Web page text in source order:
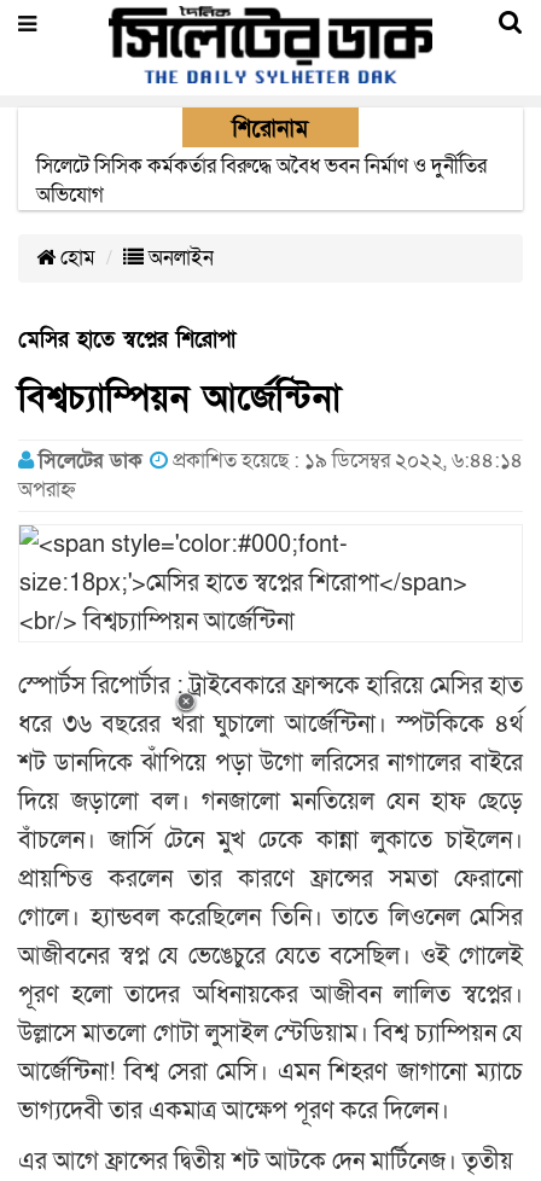
শিরোনাম
২২ ঘণ্টা পর ত্রুটি সেরে জেদ্দার উদ্দেশ্যে ছাড়লো বিমানের ফ্লাইট
হোম অনলাইন
মেসির হাতে স্বপ্নের শিরোপা
বিশ্বচ্যাম্পিয়ন আর্জেন্টিনা
সিলেটের ডাক
প্রকাশিত হয়েছে : ১৯ ডিসেম্বর ২০২২, ৬:৪৪:১৪
অপরাহ্ন
স্পোর্টস রিপোর্টার : ট্রাইবেকারে ফ্রান্সকে হারিয়ে মেসির হাত
ধরে ৩৬ বছরের খরা ঘুচালো আর্জেন্টিনা। স্পটকিকে ৪র্থ
শট ডানদিকে ঝাঁপিয়ে পড়া উগো লরিসের নাগালের বাইরে
দিয়ে জড়ালো বল। গনজালো মনতিয়েল যেন হাফ ছেড়ে
বাঁচলেন। জার্সি টেনে মুখ ঢেকে কান্না লুকাতে চাইলেন।
প্রায়শ্চিত্ত করলেন তার কারণে ফ্রান্সের সমতা ফেরানো
গোলে। হ্যান্ডবল করেছিলেন তিনি। তাতে লিওনেল মেসির
আজীবনের স্বপ্ন যে ভেঙেচুরে যেতে বসেছিল। ওই গোলেই
পূরণ হলো তাদের অধিনায়কের আজীবন লালিত স্বপ্নের।
উল্লাসে মাতলো গোটা লুসাইল স্টেডিয়াম। বিশ্ব চ্যাম্পিয়ন যে
আর্জেন্টিনা! বিশ্ব সেরা মেসি। এমন শিহরণ জাগানো ম্যাচে
ভাগ্যদেবী তার একমাত্র আক্ষেপ পূরণ করে দিলেন।
এর আগে ফ্রান্সের দ্বিতীয় শট আটকে দেন মার্টিনেজ। তৃতীয়